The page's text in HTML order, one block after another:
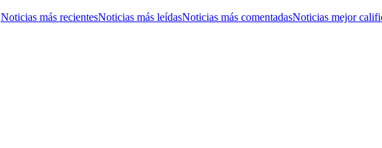
Noticias más recientesNoticias más leídasNoticias más comentadasNoticias mejor